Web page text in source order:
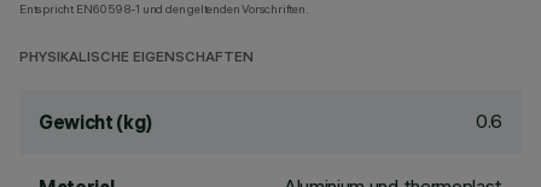
Entspricht EN60598-1 und den geltenden Vorschriften.
PHYSIKALISCHE EIGENSCHAFTEN
Gewicht (kg) 0.6